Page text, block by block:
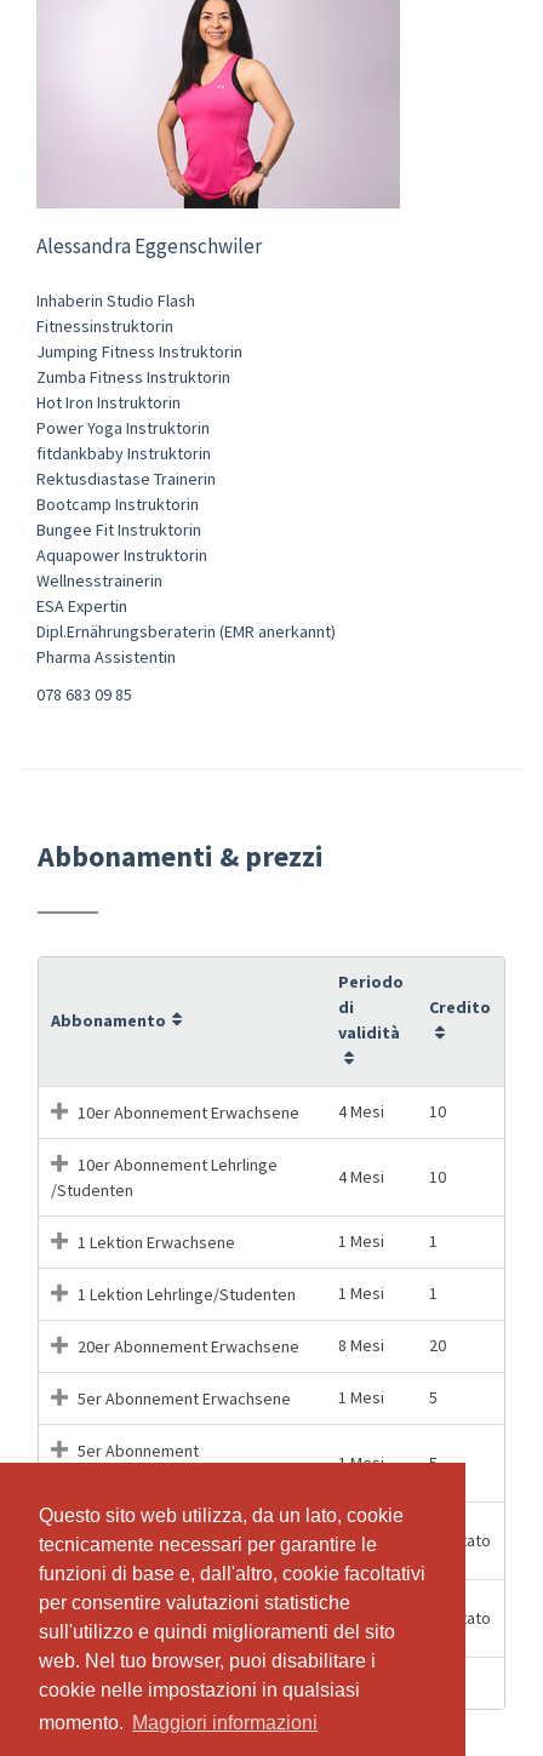
Questo sito web utilizza, da un lato, cookie
tecnicamente necessari per garantire le
funzioni di base e, dall'altro, cookie facoltativi
per consentire valutazioni statistiche
sull'utilizzo e quindi miglioramenti del sito
web. Nel tuo browser, puoi disabilitare i
cookie nelle impostazioni in qualsiasi
momento. Maggiori informazioni
Questo sito web utilizza, da un lato, cookie
tecnicamente necessari per garantire le
funzioni di base e, dall'altro, cookie facoltativi
per consentire valutazioni statistiche
sull'utilizzo e quindi miglioramenti del sito
web. Nel tuo browser, puoi disabilitare i
cookie nelle impostazioni in qualsiasi
momento. Maggiori informazioni
Alessandra Eggenschwiler
Inhaberin Studio Flash
Fitnessinstruktorin
Jumping Fitness Instruktorin
Zumba Fitness Instruktorin
Hot Iron Instruktorin
Power Yoga Instruktorin
fitdankbaby Instruktorin
Rektusdiastase Trainerin
Bootcamp Instruktorin
Bungee Fit Instruktorin
Aquapower Instruktorin
Wellnesstrainerin
ESA Expertin
Dipl.Ernährungsberaterin (EMR anerkannt)
Pharma Assistentin
078 683 09 85
Abbonamenti & prezzi
Abbonamento
Periodo
di
validità
Credito
10er Abonnement Erwachsene 4 Mesi 10
10er Abonnement Lehrlinge
/Studenten
4 Mesi 10
1 Lektion Erwachsene 1 Mesi 1
1 Lektion Lehrlinge/Studenten 1 Mesi 1
20er Abonnement Erwachsene 8 Mesi 20
5er Abonnement Erwachsene 1 Mesi 5
5er Abonnement
1 Mesi 5
Monatsabo unlimited
Erwachsene
1 Mesi Illimitato
Monatsabo unlimited
Lehrlinge/Studenten
Illimitato
Schnupperlektion 1 Lezioni